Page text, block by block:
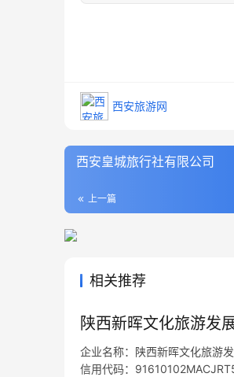
西安旅游网
西安皇城旅行社有限公司
上一篇
相关推荐
陕西新晖文化旅游发
企业名称：陕西新晖文化旅游
信用代码：